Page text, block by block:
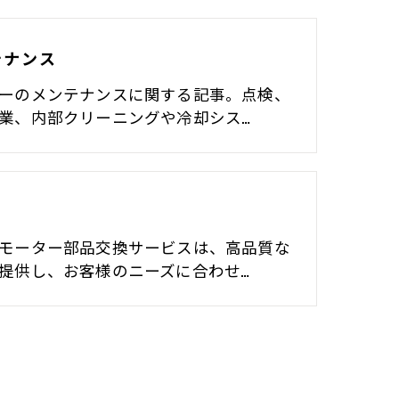
ンス
のメンテナンスに関する記事。点検、
、内部クリーニングや冷却シス…
ーター部品交換サービスは、高品質な
供し、お客様のニーズに合わせ…